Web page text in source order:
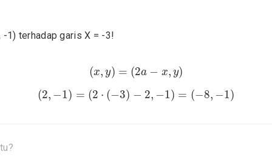
-1) terhadap garis X = -3!
(x, y) = (2a − x, y)
,y (2a
(2, −1) = (2 ⋅ (−3) − 2, −1) = (−8, −1)
(2 )= 2⋅ −3 2,− )=( ,− 1)